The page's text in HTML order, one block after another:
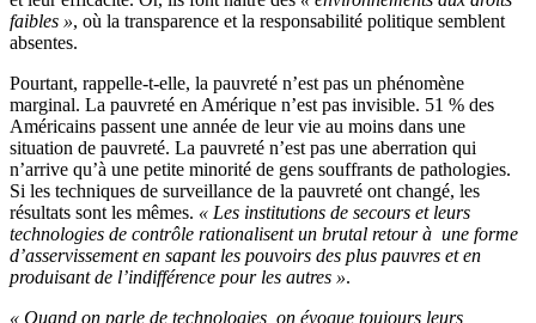
faibles », où la transparence et la responsabilité politique semblent
absentes.
Pourtant, rappelle-t-elle, la pauvreté n’est pas un phénomène
marginal. La pauvreté en Amérique n’est pas invisible. 51 % des
Américains passent une année de leur vie au moins dans une
situation de pauvreté. La pauvreté n’est pas une aberration qui
n’arrive qu’à une petite minorité de gens souffrants de pathologies.
Si les techniques de surveillance de la pauvreté ont changé, les
résultats sont les mêmes. « Les institutions de secours et leurs
technologies de contrôle rationalisent un brutal retour à une forme
d’asservissement en sapant les pouvoirs des plus pauvres et en
produisant de l’indifférence pour les autres ».
« Quand on parle de technologies, on évoque toujours leurs